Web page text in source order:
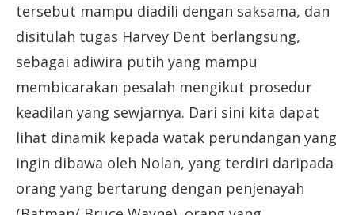
tersebut mampu diadili dengan saksama, dan
disitulah tugas Harvey Dent berlangsung,
sebagai adiwira putih yang mampu
membicarakan pesalah mengikut prosedur
keadilan yang sewjarnya. Dari sini kita dapat
lihat dinamik kepada watak perundangan yang
ingin dibawa oleh Nolan, yang terdiri daripada
orang yang bertarung dengan penjenayah